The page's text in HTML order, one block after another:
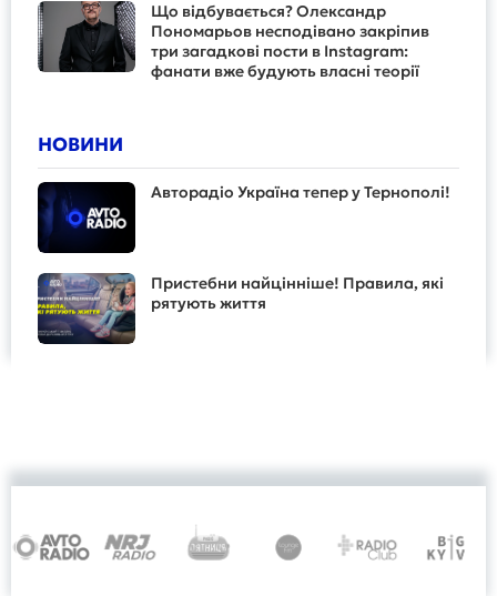
Що відбувається? Олександр
Пономарьов несподівано закріпив
три загадкові пости в Instagram:
фанати вже будують власні теорії
НОВИНИ
Авторадіо Україна тепер у Тернополі!
Пристебни найцінніше! Правила, які
рятують життя